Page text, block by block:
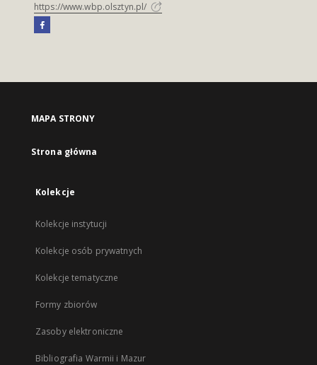
https://www.wbp.olsztyn.pl/
MAPA STRONY
Strona główna
Kolekcje
Kolekcje instytucji
Kolekcje osób prywatnych
Kolekcje tematyczne
Formy zbiorów
Zasoby elektroniczne
Bibliografia Warmii i Mazur